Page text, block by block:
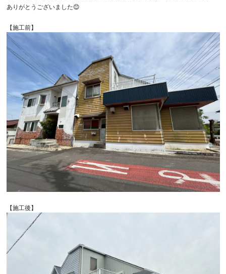
ありがとうございました😊
【施工前】
【施工後】